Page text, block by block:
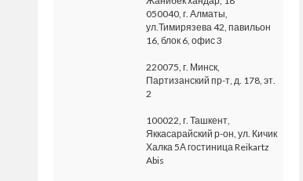
050040, г. Алматы,
ул.Тимирязева 42, павильон
16, блок 6, офис 3
220075, г. Минск,
Партизанский пр-т, д. 178, эт.
2
100022, г. Ташкент,
Яккасарайский р-он, ул. Кичик
Халка 5А гостиница Reikartz
Abis